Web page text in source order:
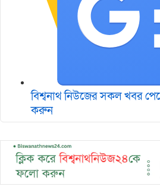
বিশ্বনাথ নিউজের সকল খবর
করুন